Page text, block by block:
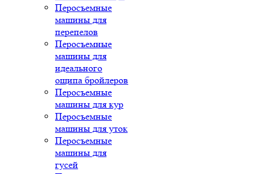
Перосъемные
машины для
перепелов
Перосъемные
машины для
идеального
ощипа бройлеров
Перосъемные
машины для кур
Перосъемные
машины для уток
Перосъемные
машины для
гусей